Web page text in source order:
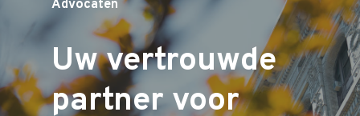
Advocaten
Uwvertrouwde
partner voor